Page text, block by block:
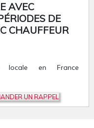
AVEC
DE
CHAUFFEUR
locale en France
UN RAPPEL